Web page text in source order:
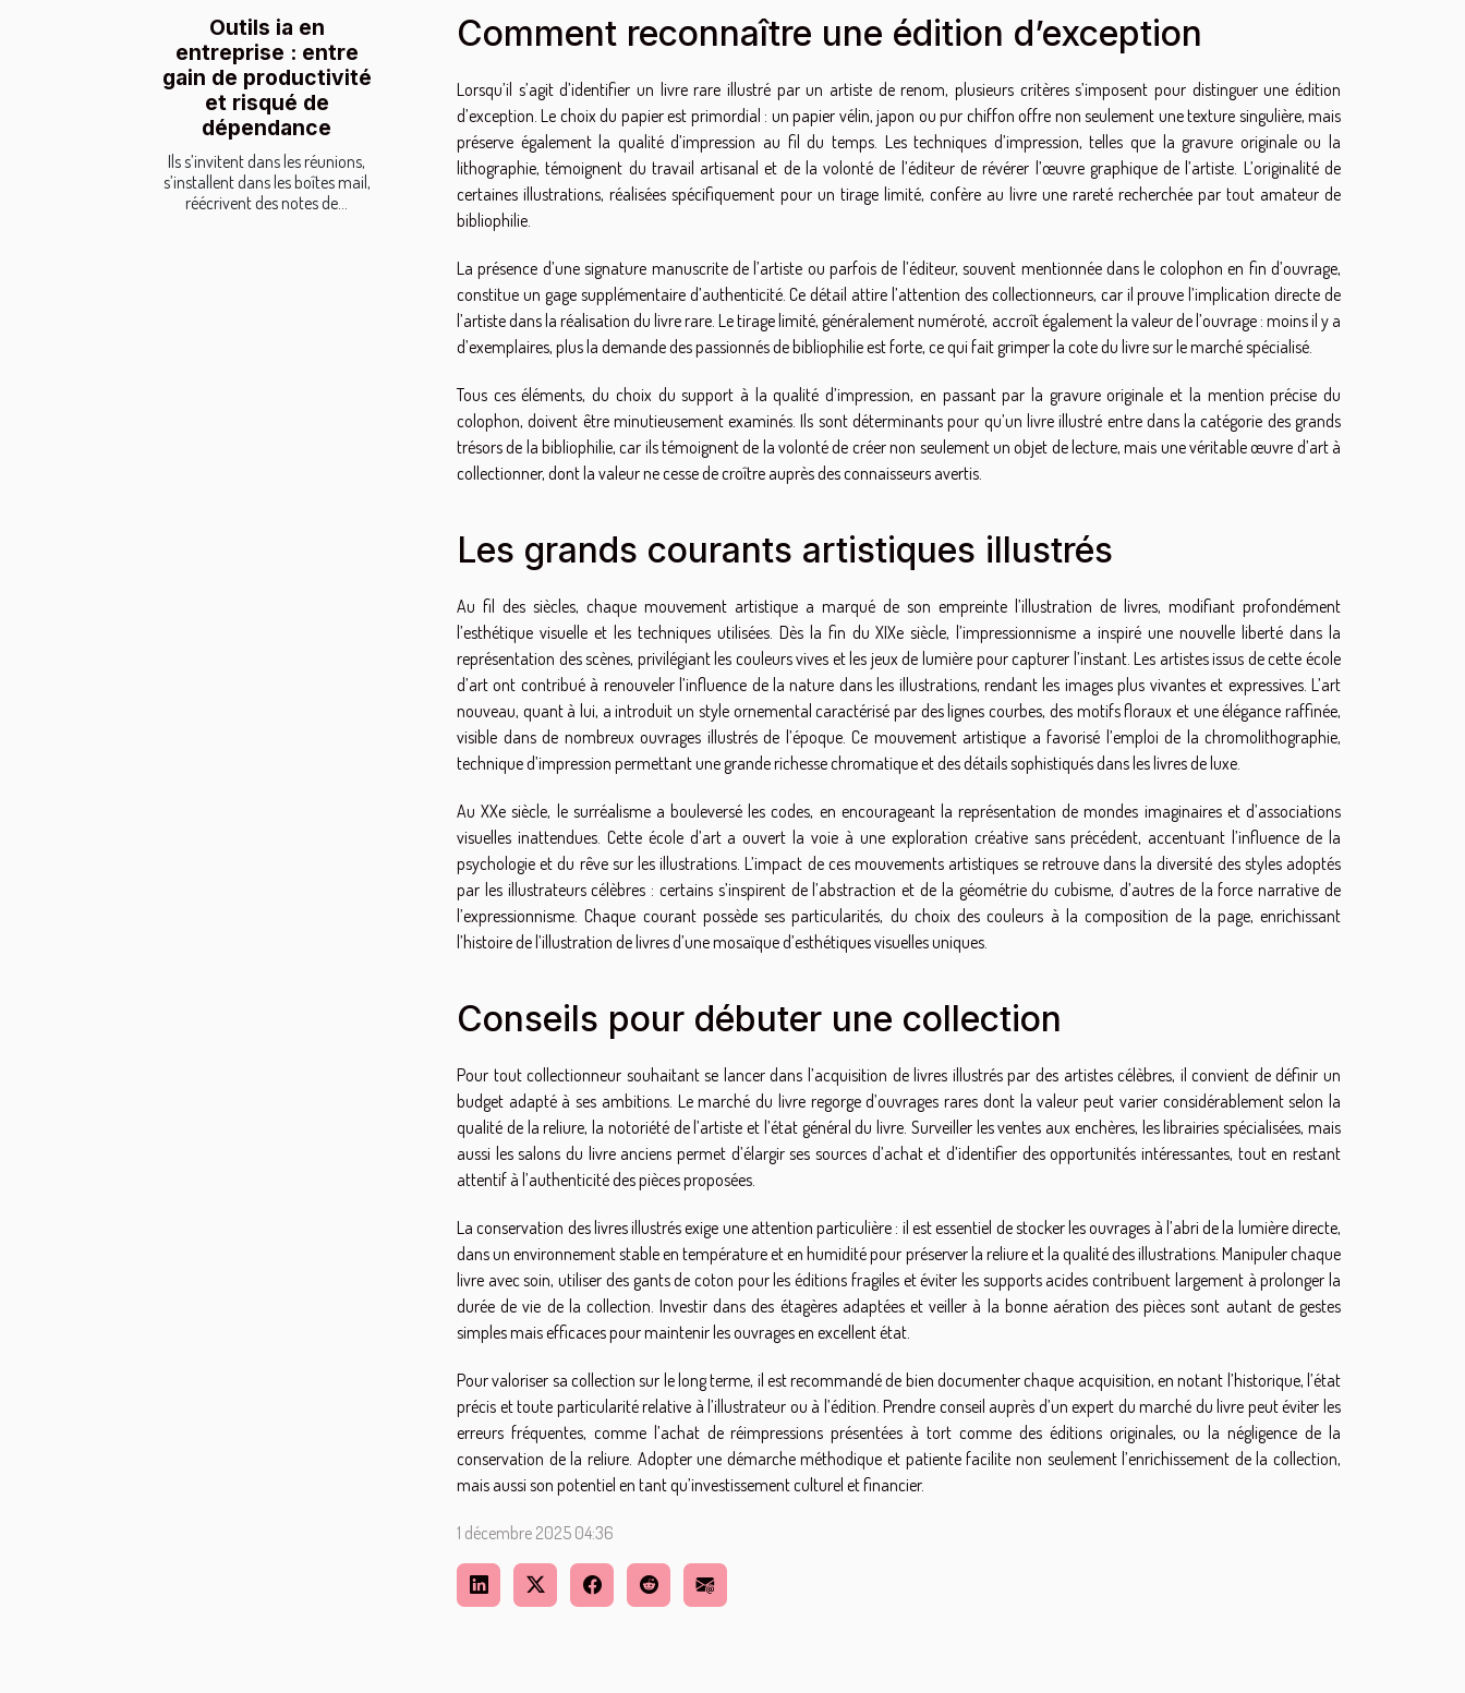
Outils ia en
entreprise : entre
gain de productivité
et risqué de
dépendance
Ils s’invitent dans les réunions,
s’installent dans les boîtes mail,
réécrivent des notes de...
Comment reconnaître une édition d’exception
Lorsqu’il s’agit d’identifier un livre rare illustré par un artiste de renom, plusieurs critères s’imposent pour distinguer une édition
d’exception. Le choix du papier est primordial : un papier vélin, japon ou pur chiffon offre non seulement une texture singulière, mais
préserve également la qualité d’impression au fil du temps. Les techniques d’impression, telles que la gravure originale ou la
lithographie, témoignent du travail artisanal et de la volonté de l’éditeur de révérer l’œuvre graphique de l’artiste. L’originalité de
certaines illustrations, réalisées spécifiquement pour un tirage limité, confère au livre une rareté recherchée par tout amateur de
bibliophilie.
La présence d’une signature manuscrite de l’artiste ou parfois de l’éditeur, souvent mentionnée dans le colophon en fin d’ouvrage,
constitue un gage supplémentaire d’authenticité. Ce détail attire l’attention des collectionneurs, car il prouve l’implication directe de
l’artiste dans la réalisation du livre rare. Le tirage limité, généralement numéroté, accroît également la valeur de l’ouvrage : moins il y a
d’exemplaires, plus la demande des passionnés de bibliophilie est forte, ce qui fait grimper la cote du livre sur le marché spécialisé.
Tous ces éléments, du choix du support à la qualité d’impression, en passant par la gravure originale et la mention précise du
colophon, doivent être minutieusement examinés. Ils sont déterminants pour qu’un livre illustré entre dans la catégorie des grands
trésors de la bibliophilie, car ils témoignent de la volonté de créer non seulement un objet de lecture, mais une véritable œuvre d’art à
collectionner, dont la valeur ne cesse de croître auprès des connaisseurs avertis.
Les grands courants artistiques illustrés
Au fil des siècles, chaque mouvement artistique a marqué de son empreinte l’illustration de livres, modifiant profondément
l’esthétique visuelle et les techniques utilisées. Dès la fin du XIXe siècle, l’impressionnisme a inspiré une nouvelle liberté dans la
représentation des scènes, privilégiant les couleurs vives et les jeux de lumière pour capturer l’instant. Les artistes issus de cette école
d’art ont contribué à renouveler l’influence de la nature dans les illustrations, rendant les images plus vivantes et expressives. L’art
nouveau, quant à lui, a introduit un style ornemental caractérisé par des lignes courbes, des motifs floraux et une élégance raffinée,
visible dans de nombreux ouvrages illustrés de l’époque. Ce mouvement artistique a favorisé l’emploi de la chromolithographie,
technique d’impression permettant une grande richesse chromatique et des détails sophistiqués dans les livres de luxe.
Au XXe siècle, le surréalisme a bouleversé les codes, en encourageant la représentation de mondes imaginaires et d’associations
visuelles inattendues. Cette école d’art a ouvert la voie à une exploration créative sans précédent, accentuant l’influence de la
psychologie et du rêve sur les illustrations. L’impact de ces mouvements artistiques se retrouve dans la diversité des styles adoptés
par les illustrateurs célèbres : certains s’inspirent de l’abstraction et de la géométrie du cubisme, d’autres de la force narrative de
l’expressionnisme. Chaque courant possède ses particularités, du choix des couleurs à la composition de la page, enrichissant
l’histoire de l’illustration de livres d’une mosaïque d’esthétiques visuelles uniques.
Conseils pour débuter une collection
Pour tout collectionneur souhaitant se lancer dans l’acquisition de livres illustrés par des artistes célèbres, il convient de définir un
budget adapté à ses ambitions. Le marché du livre regorge d’ouvrages rares dont la valeur peut varier considérablement selon la
qualité de la reliure, la notoriété de l’artiste et l’état général du livre. Surveiller les ventes aux enchères, les librairies spécialisées, mais
aussi les salons du livre anciens permet d’élargir ses sources d’achat et d’identifier des opportunités intéressantes, tout en restant
attentif à l’authenticité des pièces proposées.
La conservation des livres illustrés exige une attention particulière : il est essentiel de stocker les ouvrages à l’abri de la lumière directe,
dans un environnement stable en température et en humidité pour préserver la reliure et la qualité des illustrations. Manipuler chaque
livre avec soin, utiliser des gants de coton pour les éditions fragiles et éviter les supports acides contribuent largement à prolonger la
durée de vie de la collection. Investir dans des étagères adaptées et veiller à la bonne aération des pièces sont autant de gestes
simples mais efficaces pour maintenir les ouvrages en excellent état.
Pour valoriser sa collection sur le long terme, il est recommandé de bien documenter chaque acquisition, en notant l’historique, l’état
précis et toute particularité relative à l’illustrateur ou à l’édition. Prendre conseil auprès d’un expert du marché du livre peut éviter les
erreurs fréquentes, comme l’achat de réimpressions présentées à tort comme des éditions originales, ou la négligence de la
conservation de la reliure. Adopter une démarche méthodique et patiente facilite non seulement l’enrichissement de la collection,
mais aussi son potentiel en tant qu’investissement culturel et financier.
1 décembre 2025 04:36